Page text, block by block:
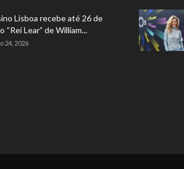
Lisboa recebe até 26 de
“Rei Lear” de William...
24, 2026